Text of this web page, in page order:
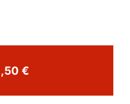
Comprar por 9,50 €